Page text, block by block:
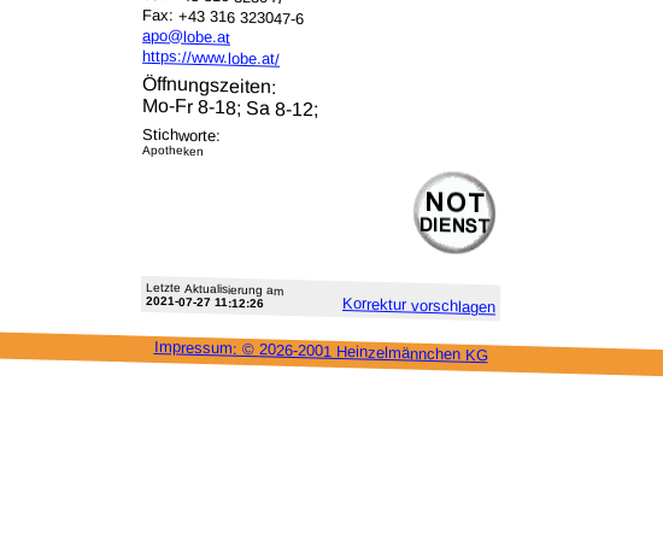
Fax: +43 316 323047-6
apo@lobe.at
https://www.lobe.at/
Öffnungszeiten:
Mo-Fr 8-18; Sa 8-12;
Stichworte:
Apotheken
Letzte Aktu­alisie­rung am
2021-07-27 11:12:26 Korrektur vor­schlagen
Impressum: © 2026-2001 Heinzel­männchen KG